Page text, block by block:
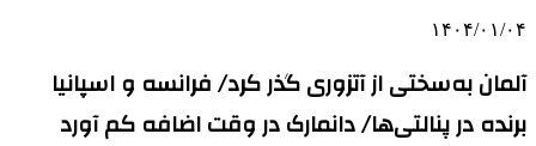
۱۴۰۴/۰۱/۰۴
آلمان به‌سختی از آتزوری گذر کرد/ فرانسه و اسپانیا
برنده در پنالتی‌ها/ دانمارک در وقت‌ اضافه کم آورد